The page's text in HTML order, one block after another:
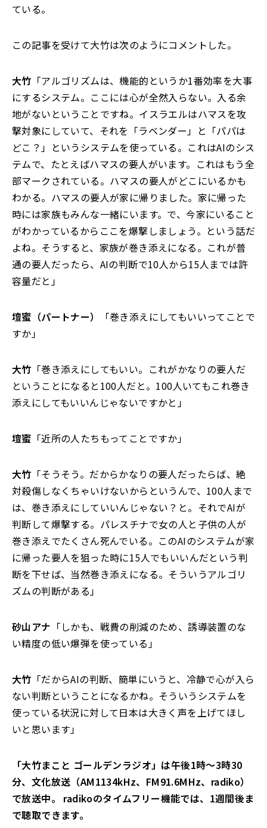
ている。
この記事を受けて大竹は次のようにコメントした。
大竹 「アルゴリズムは、機能的というか1番効率を大事
にするシステム。ここには心が全然入らない。入る余
地がないということですね。イスラエルはハマスを攻
撃対象にしていて、それを「ラベンダー」と「パパは
どこ？」というシステムを使っている。これはAIのシス
テムで、たとえばハマスの要人がいます。これはもう全
部マークされている。ハマスの要人がどこにいるかも
わかる。ハマスの要人が家に帰りました。家に帰った
時には家族もみんな一緒にいます。で、今家にいること
がわかっているからここを爆撃しましょう。という話だ
よね。そうすると、家族が巻き添えになる。これが普
通の要人だったら、AIの判断で10人から15人までは許
容量だと」
壇蜜（パートナー）
「巻き添えにしてもいいってことで
すか」
大竹 「巻き添えにしてもいい。これがかなりの要人だ
ということになると100人だと。100人いてもこれ巻き
添えにしてもいいんじゃないですかと」
壇蜜 「近所の人たちもってことですか」
大竹 「そうそう。だからかなりの要人だったらば、絶
対殺傷しなくちゃいけないからというんで、100人まで
は、巻き添えにしていいんじゃない？と。それでAIが
判断して爆撃する。パレスチナで女の人と子供の人が
巻き添えでたくさん死んでいる。このAIのシステムが家
に帰った要人を狙った時に15人でもいいんだという判
断を下せば、当然巻き添えになる。そういうアルゴリ
ズムの判断がある」
砂山アナ 「しかも、戦費の削減のため、誘導装置のな
い精度の低い爆弾を使っている」
大竹 「だからAIの判断、簡単にいうと、冷静で心が入ら
ない判断ということになるかね。そういうシステムを
使っている状況に対して日本は大きく声を上げてほし
いと思います」
「大竹まこと ゴールデンラジオ」は午後1時～3時30
分、文化放送（AM1134kHz、FM91.6MHz、radiko）
で放送中。 radikoのタイムフリー機能では、1週間後ま
で聴取できます。